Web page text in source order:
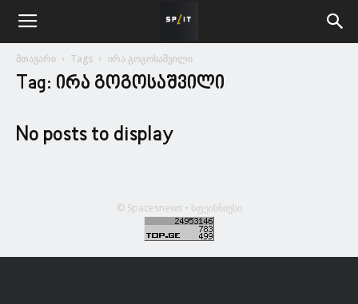
მთავარი Tags ირა გოგოსაშვილი
Tag: ირა გოგოსაშვილი
No posts to display
© Spacesnews • სფეისნიუსი